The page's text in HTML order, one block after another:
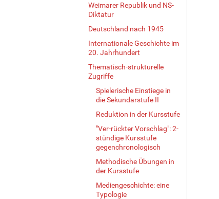
Weimarer Republik und NS-
Diktatur
Deutschland nach 1945
Internationale Geschichte im
20. Jahrhundert
Thematisch-strukturelle
Zugriffe
Spielerische Einstiege in
die Sekundarstufe II
Reduktion in der Kursstufe
"Ver-rückter Vorschlag": 2-
stündige Kursstufe
gegenchronologisch
Methodische Übungen in
der Kursstufe
Mediengeschichte: eine
Typologie